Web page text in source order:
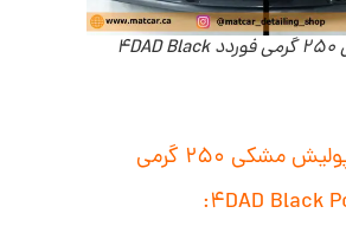
پولیش مشکی 250 گرمی فوردد 4DAD Black
مشخصات پولیش مشکی 250 گرمی